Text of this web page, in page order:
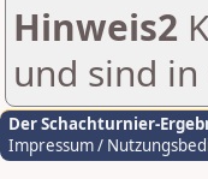
Hinweis2
und sind
Der Schachturnier-
Impressum /